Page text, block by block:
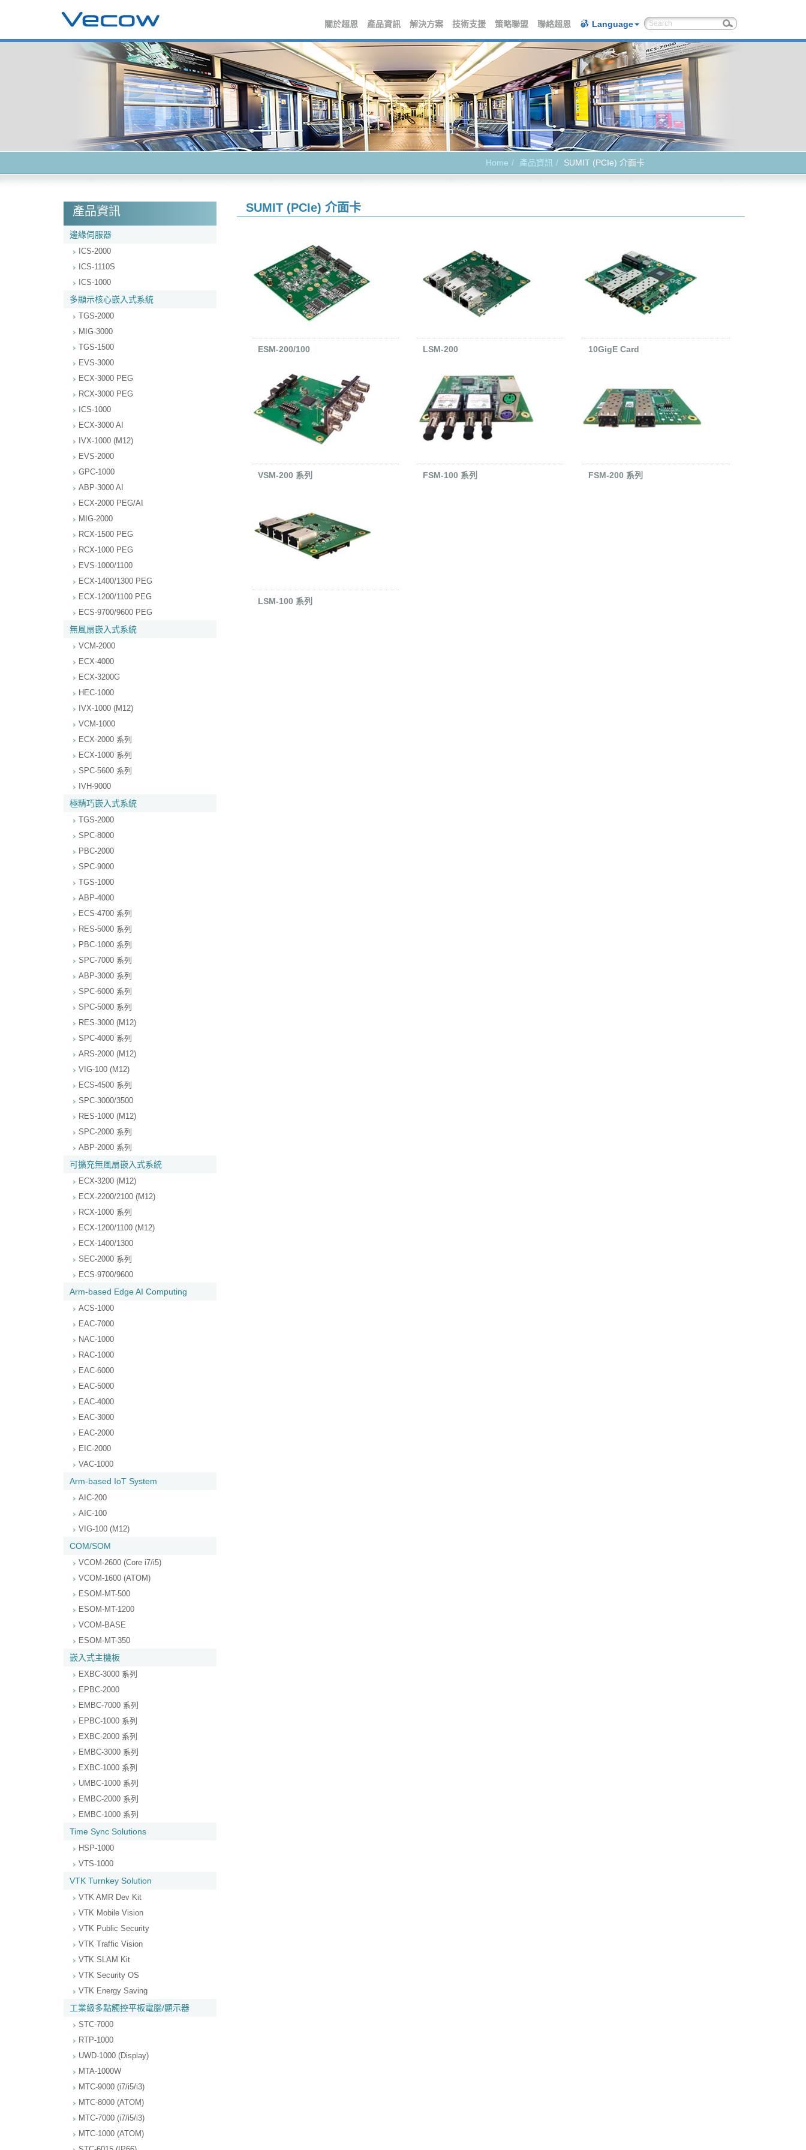
關於超恩 產品資訊 解決方案 技術支援 策略聯盟 聯絡超恩 Language
Home 產品資訊 SUMIT (PCIe) 介面卡
產品資訊
邊緣伺服器
ICS-2000
ICS-1110S
ICS-1000
多顯示核心嵌入式系統
TGS-2000
MIG-3000
TGS-1500
EVS-3000
ECX-3000 PEG
RCX-3000 PEG
ICS-1000
ECX-3000 AI
IVX-1000 (M12)
EVS-2000
GPC-1000
ABP-3000 AI
ECX-2000 PEG/AI
MIG-2000
RCX-1500 PEG
RCX-1000 PEG
EVS-1000/1100
ECX-1400/1300 PEG
ECX-1200/1100 PEG
ECS-9700/9600 PEG
無風扇嵌入式系統
VCM-2000
ECX-4000
ECX-3200G
HEC-1000
IVX-1000 (M12)
VCM-1000
ECX-2000 系列
ECX-1000 系列
SPC-5600 系列
IVH-9000
極精巧嵌入式系統
TGS-2000
SPC-8000
PBC-2000
SPC-9000
TGS-1000
ABP-4000
ECS-4700 系列
RES-5000 系列
PBC-1000 系列
SPC-7000 系列
ABP-3000 系列
SPC-6000 系列
SPC-5000 系列
RES-3000 (M12)
SPC-4000 系列
ARS-2000 (M12)
VIG-100 (M12)
ECS-4500 系列
SPC-3000/3500
RES-1000 (M12)
SPC-2000 系列
ABP-2000 系列
可擴充無風扇嵌入式系統
ECX-3200 (M12)
ECX-2200/2100 (M12)
RCX-1000 系列
ECX-1200/1100 (M12)
ECX-1400/1300
SEC-2000 系列
ECS-9700/9600
Arm-based Edge AI Computing
ACS-1000
EAC-7000
NAC-1000
RAC-1000
EAC-6000
EAC-5000
EAC-4000
EAC-3000
EAC-2000
EIC-2000
VAC-1000
Arm-based IoT System
AIC-200
AIC-100
VIG-100 (M12)
COM/SOM
VCOM-2600 (Core i7/i5)
VCOM-1600 (ATOM)
ESOM-MT-500
ESOM-MT-1200
VCOM-BASE
ESOM-MT-350
嵌入式主機板
EXBC-3000 系列
EPBC-2000
EMBC-7000 系列
EPBC-1000 系列
EXBC-2000 系列
EMBC-3000 系列
EXBC-1000 系列
UMBC-1000 系列
EMBC-2000 系列
EMBC-1000 系列
Time Sync Solutions
HSP-1000
VTS-1000
VTK Turnkey Solution
VTK AMR Dev Kit
VTK Mobile Vision
VTK Public Security
VTK Traffic Vision
VTK SLAM Kit
VTK Security OS
VTK Energy Saving
工業級多點觸控平板電腦/顯示器
STC-7000
RTP-1000
UWD-1000 (Display)
MTA-1000W
MTC-9000 (i7/i5/i3)
MTC-8000 (ATOM)
MTC-7000 (i7/i5/i3)
MTC-1000 (ATOM)
SUMIT (PCIe) 介面卡
ESM-200/100 LSM-200 10GigE Card
VSM-200 系列 FSM-100 系列 FSM-200 系列
LSM-100 系列